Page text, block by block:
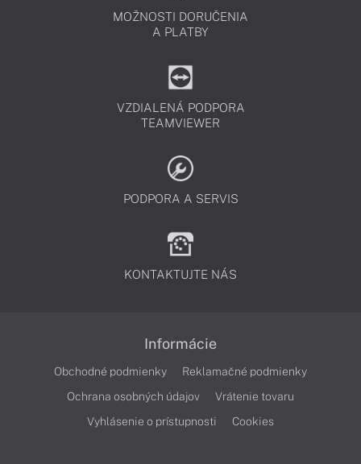
MOŽNOSTI DORUČENIA
A PLATBY
VZDIALENÁ PODPORA
TEAMVIEWER
PODPORA A SERVIS
KONTAKTUJTE NÁS
Informácie
Obchodné podmienky
Reklamačné podmienky
Ochrana osobných údajov
Vrátenie tovaru
Vyhlásenie o prístupnosti
Cookies